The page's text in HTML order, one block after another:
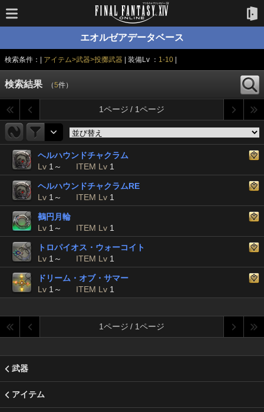
エオルゼアデータベース
検索条件：| アイテム>武器>投擲武器 | 装備Lv ： 1-10|
検索結果 （5件）
1ページ / 1ページ
ヘルハウンドチャクラム
Lv 1～ ITEM Lv 1
ヘルハウンドチャクラムRE
Lv 1～ ITEM Lv 1
鵺円月輪
Lv 1～ ITEM Lv 1
トロパイオス・ウォーコイト
Lv 1～ ITEM Lv 1
ドリーム・オブ・サマー
Lv 1～ ITEM Lv 1
1ページ / 1ページ
武器
アイテム